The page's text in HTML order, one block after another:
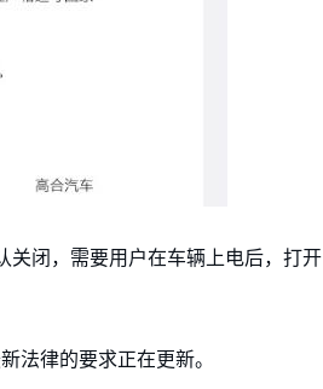
关闭，需要用户在车辆上电后，打开
法律的要求正在更新。